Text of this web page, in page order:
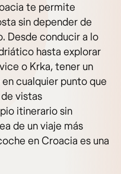
te permite
sin depender de
Desde conducir a lo
hasta explorar
o Krka, tener un
cualquier punto que
vistas
itinerario sin
de un viaje más
en Croacia es una